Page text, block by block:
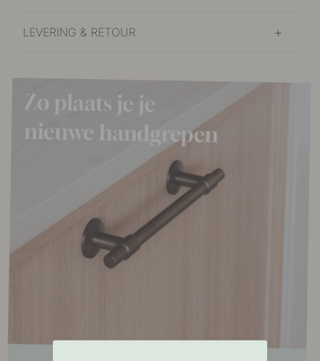
LEVERING & RETOUR